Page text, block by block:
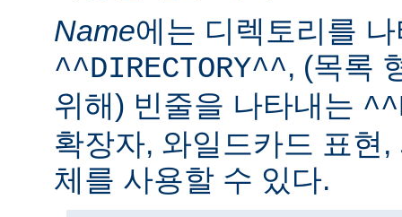
Name에는 디렉토리를
^^DIRECTORY^^, (목록
위해) 빈줄을 나타내는
확장자, 와일드카드 표현
체를 사용할 수 있다.